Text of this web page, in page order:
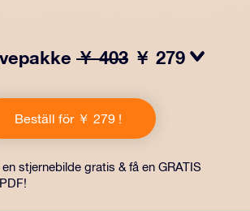
￥ 403 ￥ 279
en vakker konvolutt og personlige
kan sendes til en adresse etter eget
dokumenter og gratis bruk av våre
til venner og kjære på.
Beställ för ￥ 279 !
en stjernebilde gratis & få en GRATIS